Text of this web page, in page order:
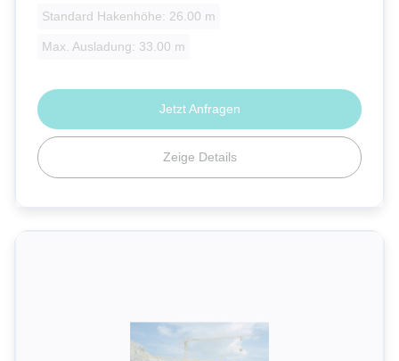
Standard Hakenhöhe: 26.00 m
Max. Ausladung: 33.00 m
Zeige Details
Jetzt Anfragen